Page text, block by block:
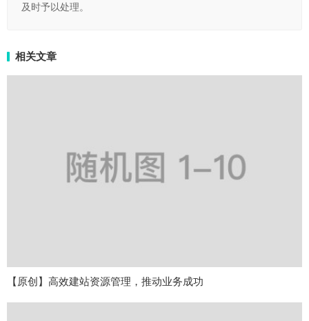
及时予以处理。
相关文章
【原创】高效建站资源管理，推动业务成功